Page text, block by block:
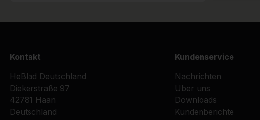
Kontakt
HeBlad Deutschland
Diekerstraße 97
42781 Haan
Deutschland
Kundenservice
Nachrichten
Über uns
Downloads
Kundenberichte